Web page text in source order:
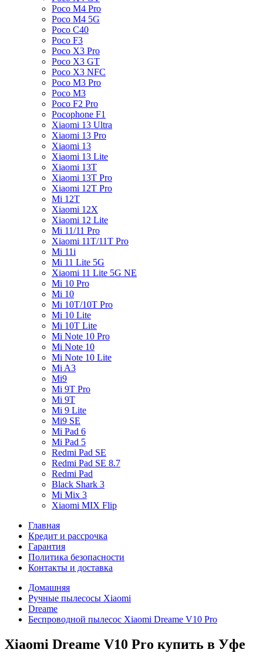
Poco M4 Pro
Poco M4 5G
Poco C40
Poco F3
Poco X3 Pro
Poco X3 GT
Poco X3 NFC
Poco M3 Pro
Poco M3
Poco F2 Pro
Pocophone F1
Xiaomi 13 Ultra
Xiaomi 13 Pro
Xiaomi 13
Xiaomi 13 Lite
Xiaomi 13T
Xiaomi 13T Pro
Xiaomi 12T Pro
Mi 12T
Xiaomi 12X
Xiaomi 12 Lite
Mi 11/11 Pro
Xiaomi 11T/11T Pro
Mi 11i
Mi 11 Lite 5G
Xiaomi 11 Lite 5G NE
Mi 10 Pro
Mi 10
Mi 10T/10T Pro
Mi 10 Lite
Mi 10T Lite
Mi Note 10 Pro
Mi Note 10
Mi Note 10 Lite
Mi A3
Mi9
Mi 9T Pro
Mi 9T
Mi 9 Lite
Mi9 SE
Mi Pad 6
Mi Pad 5
Redmi Pad SE
Redmi Pad SE 8.7
Redmi Pad
Black Shark 3
Mi Mix 3
Xiaomi MIX Flip
Главная
Кредит и рассрочка
Гарантия
Политика безопасности
Контакты и доставка
Домашняя
Ручные пылесосы Xiaomi
Dreame
Беспроводной пылесос Xiaomi Dreame V10 Pro
Xiaomi Dreame V10 Pro купить в Уфе